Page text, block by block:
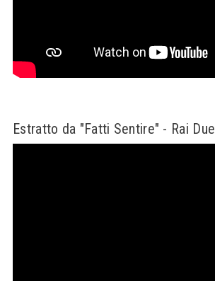
Estratto da "Fatti Sentire" - Rai Due